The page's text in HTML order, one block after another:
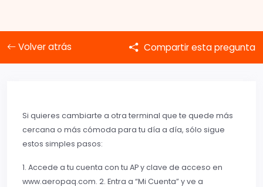
Volver atrás Compartir esta pregunta
Si quieres cambiarte a otra terminal que te quede más
cercana o más cómoda para tu día a día, sólo sigue
estos simples pasos:
1. Accede a tu cuenta con tu AP y clave de acceso en
www.aeropaq.com. 2. Entra a “Mi Cuenta” y ve a